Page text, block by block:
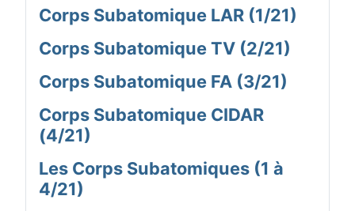
Corps Subatomique LAR (1/21)
Corps Subatomique TV (2/21)
Corps Subatomique FA (3/21)
Corps Subatomique CIDAR
(4/21)
Les Corps Subatomiques (1 à
4/21)